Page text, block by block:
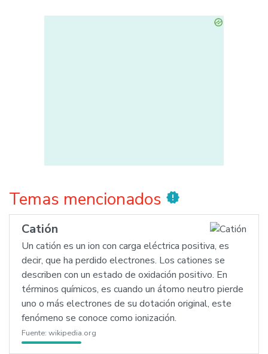
Temas mencionados new_releases
Catión
Un catión es un ion con carga eléctrica positiva, es
decir, que ha perdido electrones. Los cationes se
describen con un estado de oxidación positivo. En
términos químicos, es cuando un átomo neutro pierde
uno o más electrones de su dotación original, este
fenómeno se conoce como ionización.
Fuente: wikipedia.org